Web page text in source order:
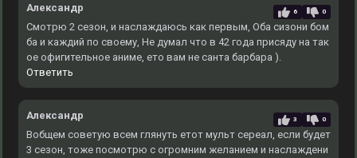
Александр 6 0
Смотрю 2 сезон, и наслаждаюсь как первым, Оба сизони бом
ба и каждий по своему, Не думал что в 42 года присяду на так
ое офигительное аниме, ето вам не санта барбара ).
Ответить
Александр 3 0
Вобщем советую всем глянуть етот мульт сереал, если будет
3 сезон, тоже посмотрю с огромним желанием и наслаждени